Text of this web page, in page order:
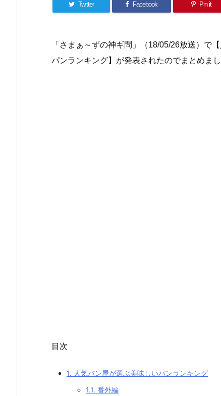
Twitter Facebook Pin it
「さまぁ～ずの神ギ問」（18/05/26放送）で
パンランキング】が発表されたのでまとめまし
目次
1. 人気パン屋が選ぶ美味しいパンランキング
1.1. 番外編